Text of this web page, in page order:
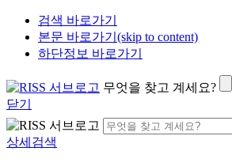
검색 바로가기
본문 바로가기(skip to content)
하단정보 바로가기
무엇을 찾고 계세요?
닫기
상세검색